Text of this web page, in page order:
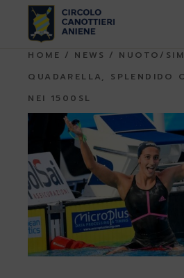
content
HOME NEWS
NUOTO/
QUADARELLA, SPLENDIDO
NEI 1500SL